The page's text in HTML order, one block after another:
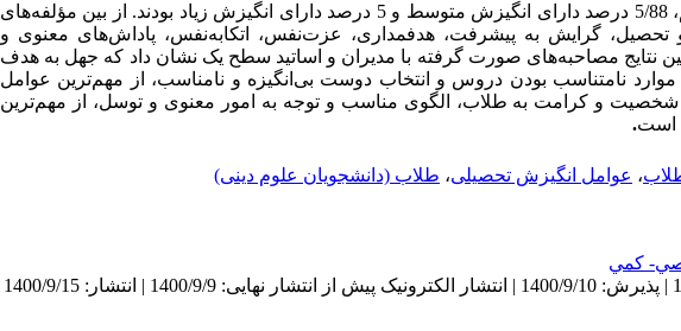
داد که 5/6 درصد از طلاب دارای انگیزش کم، 5/88 درصد دارای انگیزش متوسط و 5 درصد دارای انگیزش زیاد بودند. از بین مؤلفه‌های
تحصیل، گرایش به پیشرفت، هدف­مداری، عزت‌نفس، اتکابه‌نفس، پاداش‌های معنوی و
مصاحبه‌های صورت گرفته با مدیران و اساتید سطح یک نشان داد که جهل به هدف
نامتناسب بودن دروس و انتخاب دوست بی‌انگیزه و نامناسب، از مهم‌ترین عوامل
شخصیت و کرامت به طلاب، الگوی مناسب و توجه به امور معنوی و توسل، از مهم‌ترین
است.
، عوامل انگیزش تحصیلی، طلاب (دانشجویان علوم دینی)
كمي
دریافت: 1400/3/10 | ویرایش نهایی: 1400/9/15 | پذیرش: 1400/9/10 | انتشار الکترونیک پیش از انتشار نهایی: 1400/9/9 | انتشار: 1400/9/15